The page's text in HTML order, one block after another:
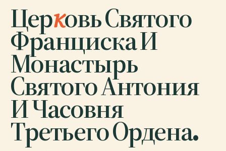
Церковь Святого
Франциска И
Монастырь
Святого Антония
И Часовня
Третьего Ордена.